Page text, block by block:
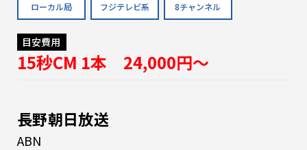
ローカル局 フジテレビ系 8チャンネル
目安費用
15秒CM 1本 24,000円〜
長野朝日放送
ABN